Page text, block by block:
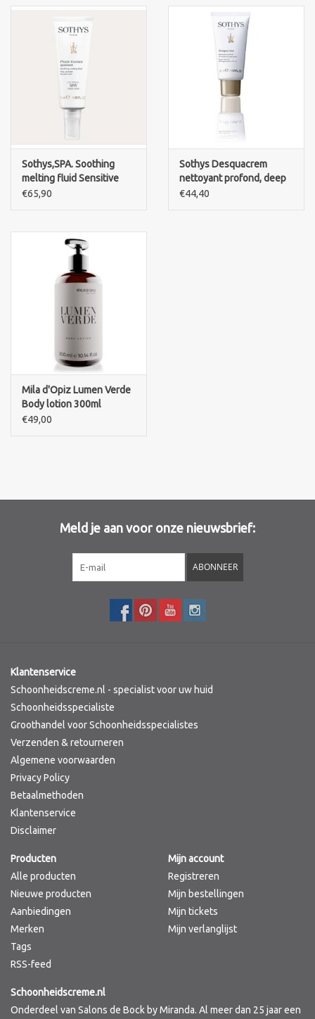
Sothys,SPA. Soothing
melting fluid Sensitive
skin.
€65,90
Sothys Desquacrem
nettoyant profond, deep
cleanser
€44,40
Mila d'Opiz Lumen Verde
Body lotion 300ml
€49,00
Meld je aan voor onze nieuwsbrief:
ABONNEER
Klantenservice
Schoonheidscreme.nl - specialist voor uw huid
Schoonheidsspecialiste
Groothandel voor Schoonheidsspecialistes
Verzenden & retourneren
Algemene voorwaarden
Privacy Policy
Betaalmethoden
Klantenservice
Disclaimer
Producten
Alle producten
Nieuwe producten
Aanbiedingen
Merken
Tags
RSS-feed
Mijn account
Registreren
Mijn bestellingen
Mijn tickets
Mijn verlanglijst
Schoonheidscreme.nl
Onderdeel van Salons de Bock by Miranda. Al meer dan 25 jaar een